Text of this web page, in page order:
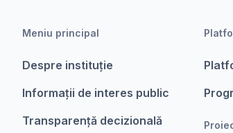
Meniu principal
Despre instituție
Informații de interes public
Transparență decizională